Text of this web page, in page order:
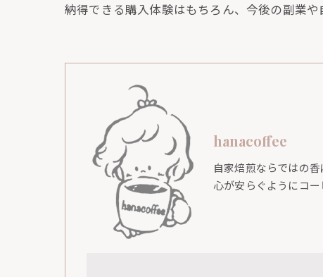
納得できる購入体験はもちろん、今後の副業
hanacoffee
自家焙煎ならではの
心が安らぐようにコ